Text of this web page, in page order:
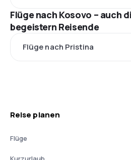
Flüge nach Kosovo – auch
begeistern Reisende
Flüge nach Pristina
Reise planen
Flüge